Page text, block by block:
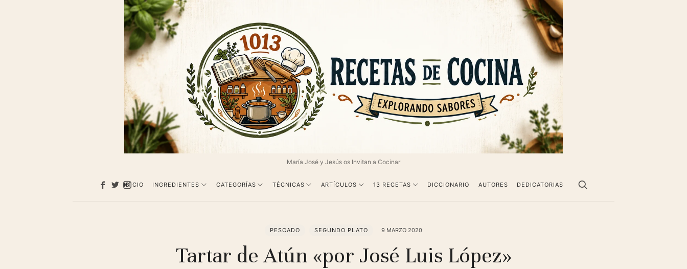
1013
Recetas
de
cocina
María José y Jesús os Invitan a Cocinar
INICIO INGREDIENTES CATEGORÍAS TÉCNICAS ARTÍCULOS 13 RECETAS DICCIONARIO AUTORES DEDICATORIAS
PESCADO SEGUNDO PLATO 9 MARZO 2020
Tartar de Atún «por José Luis López»